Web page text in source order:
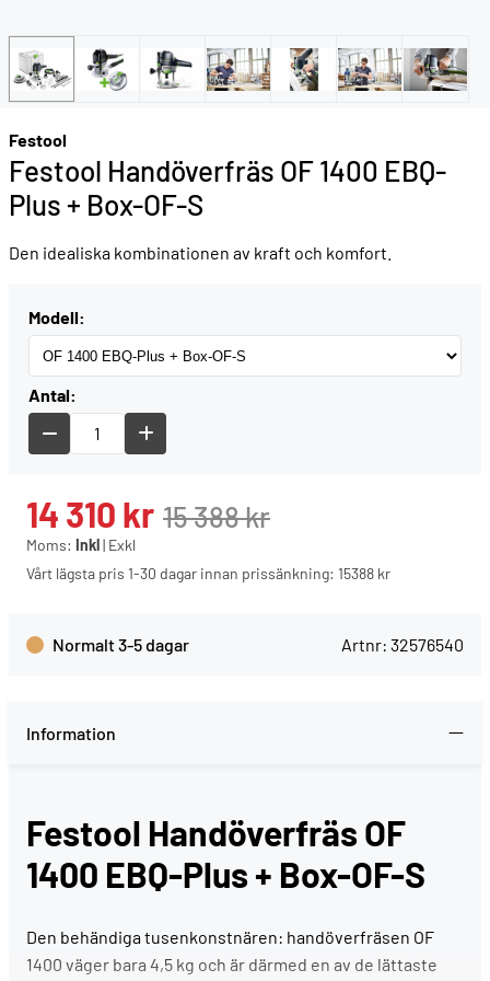
Festool
Festool Handöverfräs OF 1400 EBQ-
Plus + Box-OF-S
Den idealiska kombinationen av kraft och komfort.
Modell:
Antal:
15 388kr
14 310 kr
Moms: Inkl| Exkl
Vårt lägsta pris 1-30 dagar innan prissänkning: 15388 kr
Normalt 3-5 dagar Artnr: 32576540
Information
Festool Handöverfräs OF
1400 EBQ-Plus + Box-OF-S
Den behändiga tusenkonstnären: handöverfräsen OF
1400 väger bara 4,5 kg och är därmed en av de lättaste